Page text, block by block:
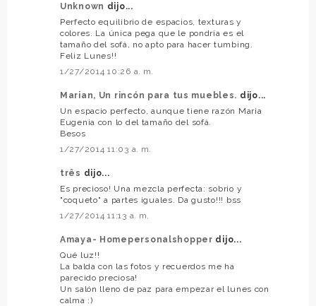
Unknown dijo...
Perfecto equilibrio de espacios, texturas y
colores. La única pega que le pondría es el
tamaño del sofá, no apto para hacer tumbing.
Feliz Lunes!!
1/27/2014 10:26 a. m.
Marian, Un rincón para tus muebles. dijo...
Un espacio perfecto, aunque tiene razón Maria
Eugenia con lo del tamaño del sofá.
Besos
1/27/2014 11:03 a. m.
três dijo...
Es precioso! Una mezcla perfecta: sobrio y
"coqueto" a partes iguales. Da gusto!!! bss
1/27/2014 11:13 a. m.
Amaya- Homepersonalshopper dijo...
Qué luz!!
La balda con las fotos y recuerdos me ha
parecido preciosa!
Un salón lleno de paz para empezar el lunes con
calma :)